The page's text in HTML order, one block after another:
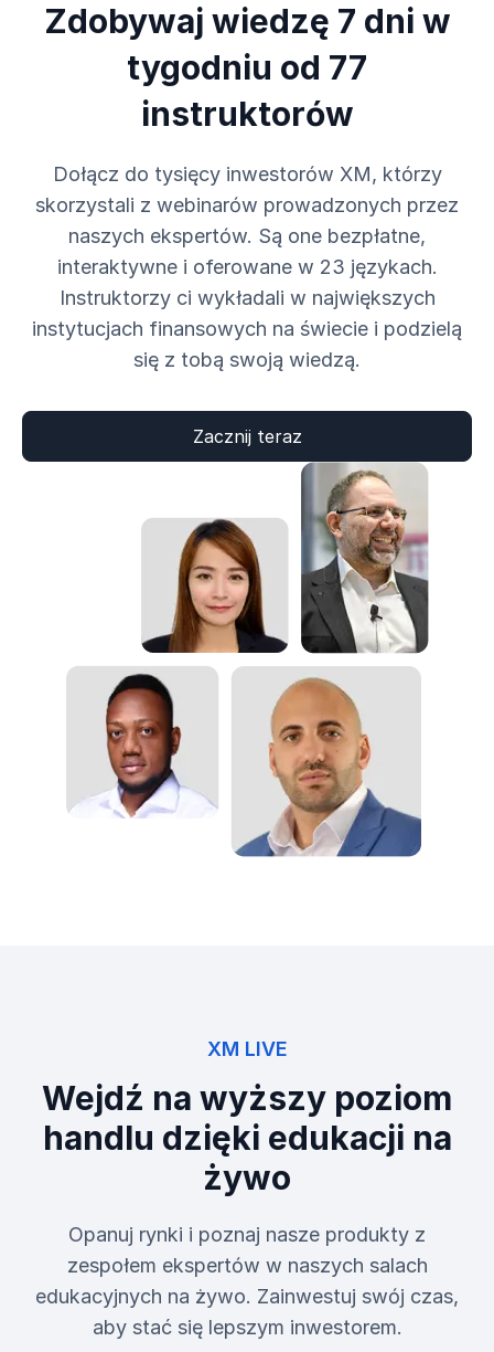
Zdobywaj wiedzę 7 dni w
tygodniu od 77
instruktorów
Dołącz do tysięcy inwestorów XM, którzy
skorzystali z webinarów prowadzonych przez
naszych ekspertów. Są one bezpłatne,
interaktywne i oferowane w 23 językach.
Instruktorzy ci wykładali w największych
instytucjach finansowych na świecie i podzielą
się z tobą swoją wiedzą.
Zacznij teraz
XM LIVE
Wejdź na wyższy poziom
handlu dzięki edukacji na
żywo
Opanuj rynki i poznaj nasze produkty z
zespołem ekspertów w naszych salach
edukacyjnych na żywo. Zainwestuj swój czas,
aby stać się lepszym inwestorem.